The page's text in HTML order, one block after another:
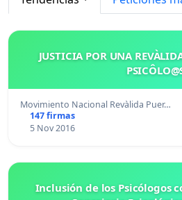
JUSTICIA POR UNA
Movimiento Nacional Revàlida Puer…
147 firmas
5 Nov 2016
Inclusión de los Psicólogos